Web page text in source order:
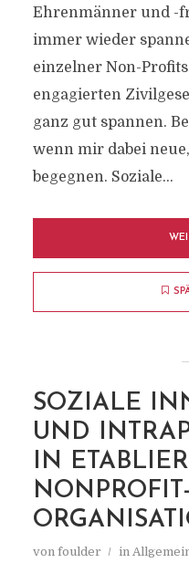
Ehrenmänner und -
immer wieder
einzelner Non-
engagierten
ganz gut spannen.
wenn mir dabei
begegnen. Soziale...
SOZIALE
UND
IN
NONPROFIT-
von foulder in